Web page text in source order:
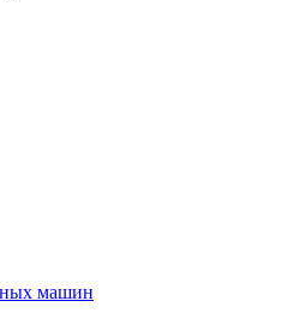
машин